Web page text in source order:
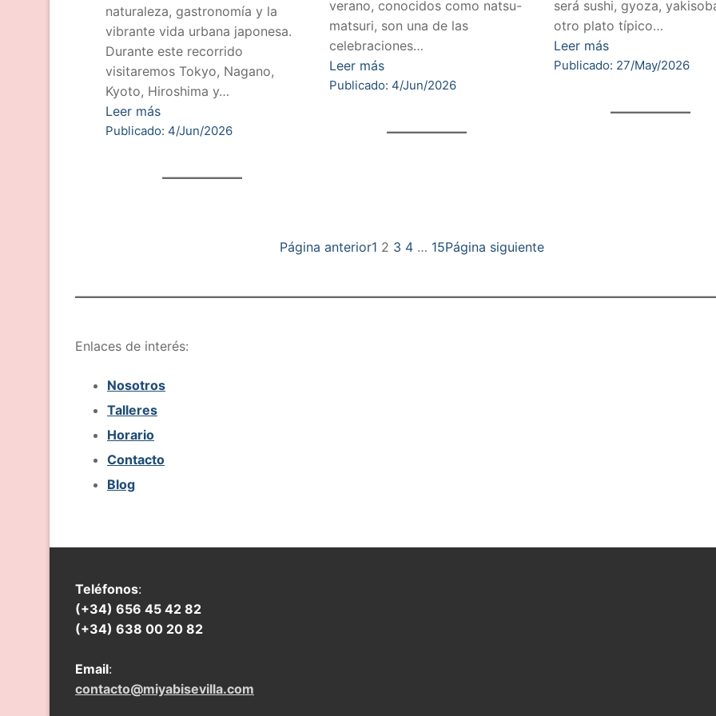
naturaleza, gastronomía y la
vibrante vida urbana japonesa.
Durante este recorrido
visitaremos Tokyo, Nagano,
Kyoto, Hiroshima y…
Leer más
Publicado: 4/Jun/2026
verano, conocidos como natsu-
matsuri, son una de las
celebraciones…
Leer más
Publicado: 4/Jun/2026
será sushi, gyoza,
otro plato típico…
Leer más
Publicado: 27/May/2026
Página anterior1 2 3 4 … 15Página siguiente
Enlaces de interés:
Nosotros
Talleres
Horario
Contacto
Blog
Teléfonos:
(+34) 656 45 42 82
(+34) 638 00 20 82
Email:
contacto@miyabisevilla.com